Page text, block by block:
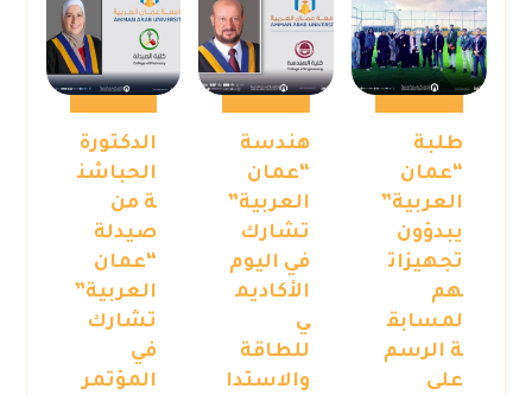
طلبة
“عمان
العربية”
يبدؤون
تجهيزات
هم
لمسابق
ة الرسم
على
هندسة
“عمان
العربية”
تشارك
في اليوم
الأكاديم
ي
للطاقة
والاستدا
الدكتورة
الحباشن
ة من
صيدلة
“عمان
العربية”
تشارك
في
المؤتمر